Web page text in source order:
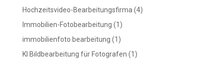
Hochzeitsvideo-Bearbeitungsfirma (4)
Immobilien-Fotobearbeitung (1)
immobilienfoto bearbeitung (1)
KI Bildbearbeitung für Fotografen (1)